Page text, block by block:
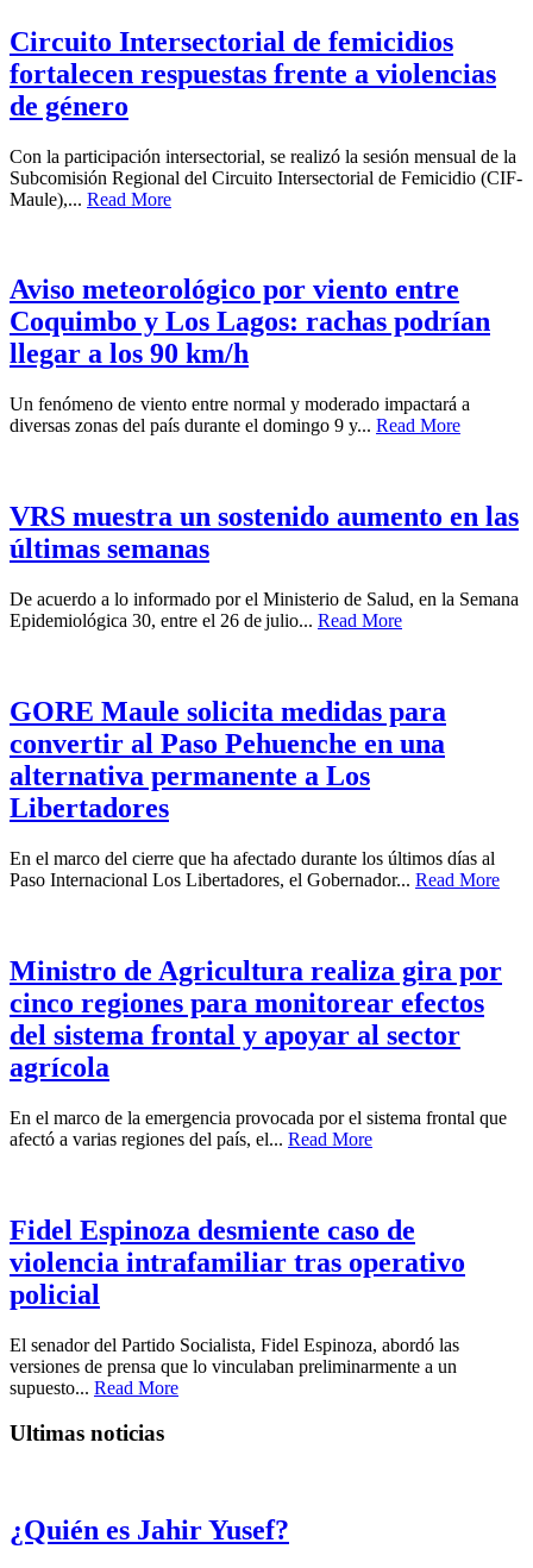
Circuito Intersectorial de femicidios
fortalecen respuestas frente a violencias
de género
Con la participación intersectorial, se realizó la sesión mensual de la
Subcomisión Regional del Circuito Intersectorial de Femicidio (CIF-
Maule),... Read More
Aviso meteorológico por viento entre
Coquimbo y Los Lagos: rachas podrían
llegar a los 90 km/h
Un fenómeno de viento entre normal y moderado impactará a
diversas zonas del país durante el domingo 9 y... Read More
VRS muestra un sostenido aumento en las
últimas semanas
De acuerdo a lo informado por el Ministerio de Salud, en la Semana
Epidemiológica 30, entre el 26 de julio... Read More
GORE Maule solicita medidas para
convertir al Paso Pehuenche en una
alternativa permanente a Los
Libertadores
En el marco del cierre que ha afectado durante los últimos días al
Paso Internacional Los Libertadores, el Gobernador... Read More
Ministro de Agricultura realiza gira por
cinco regiones para monitorear efectos
del sistema frontal y apoyar al sector
agrícola
En el marco de la emergencia provocada por el sistema frontal que
afectó a varias regiones del país, el... Read More
Fidel Espinoza desmiente caso de
violencia intrafamiliar tras operativo
policial
El senador del Partido Socialista, Fidel Espinoza, abordó las
versiones de prensa que lo vinculaban preliminarmente a un
supuesto... Read More
Ultimas noticias
¿Quién es Jahir Yusef?